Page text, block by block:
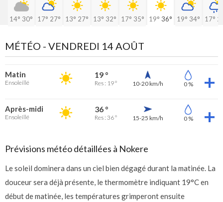
14° 30° 17° 27° 13° 27° 13° 32° 17° 35° 19° 36° 19° 34° 17°
MÉTÉO - VENDREDI 14 AOÛT
Matin
Ensoleillé
19 °
Res : 19 ° 10-20 km/h 0 %
Après-midi
Ensoleillé
36 °
Res : 36 ° 15-25 km/h 0 %
Prévisions météo détaillées à Nokere
Le soleil dominera dans un ciel bien dégagé durant la matinée. La
douceur sera déjà présente, le thermomètre indiquant 19°C en
début de matinée, les températures grimperont ensuite